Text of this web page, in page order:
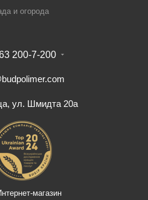
и огорода
200-7-200
ул. Шмидта 20а
магазин